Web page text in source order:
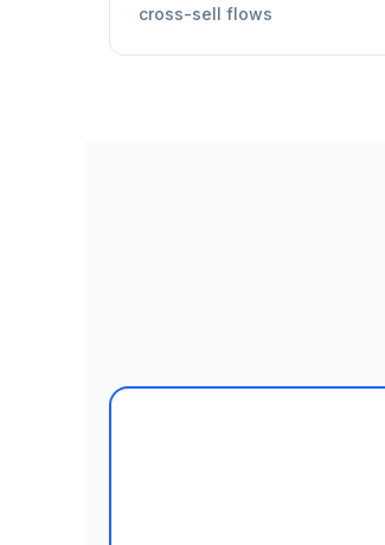
cross-sell flows